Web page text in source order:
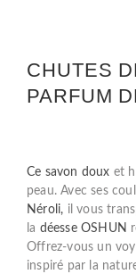
CHUTES
PARFUM
Ce savon doux et
peau. Avec ses
Néroli, il vous
la déesse OSHUN
Offrez-vous un
inspiré par la